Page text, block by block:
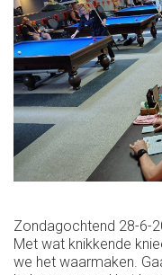
Zondagochtend 28-6-
Met wat knikkende
we het waarmaken.